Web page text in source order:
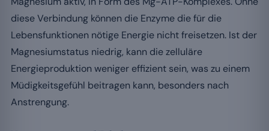
diese Verbindung können die Enzyme die für die
Lebensfunktionen nötige Energie nicht freisetzen. Ist der
Magnesiumstatus niedrig, kann die zelluläre
Energieproduktion weniger effizient sein, was zu einem
Müdigkeitsgefühl beitragen kann, besonders nach
Anstrengung.